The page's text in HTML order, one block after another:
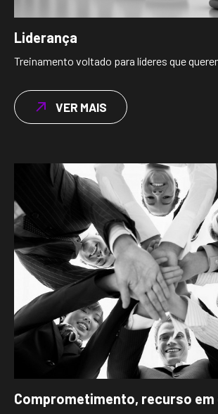
Liderança
Treinamento voltado para líderes que
VER MAIS
Comprometimento, recurso